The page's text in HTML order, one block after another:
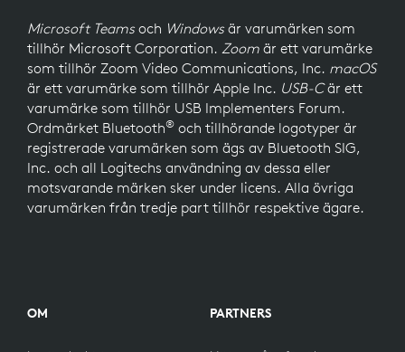
Microsoft Teamsoch Windowsär varumärken som
tillhör Microsoft Corporation. Zoom är ett varumärke
som tillhör Zoom Video Communications, Inc. macOS
är ett varumärke som tillhör Apple Inc. USB-Cär ett
varumärke som tillhör USB Implementers Forum.
Ordmärket Bluetooth® och tillhörande logotyper är
registrerade varumärken som ägs av Bluetooth SIG,
Inc. och all Logitechs användning av dessa eller
motsvarande märken sker under licens. Alla övriga
varumärken från tredje part tillhör respektive ägare.
OM PARTNERS